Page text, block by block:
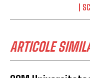
ARTICOLE